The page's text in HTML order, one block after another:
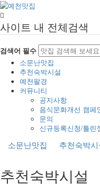
사이트 내 전체검색
검색어 필수
소문난맛집
추천숙박시설
예천팔경
커뮤니티
공지사항
음식문화개선 캠페
문의
신규등록신청/틀린
소문난맛집 추천숙박시
추천숙박시설